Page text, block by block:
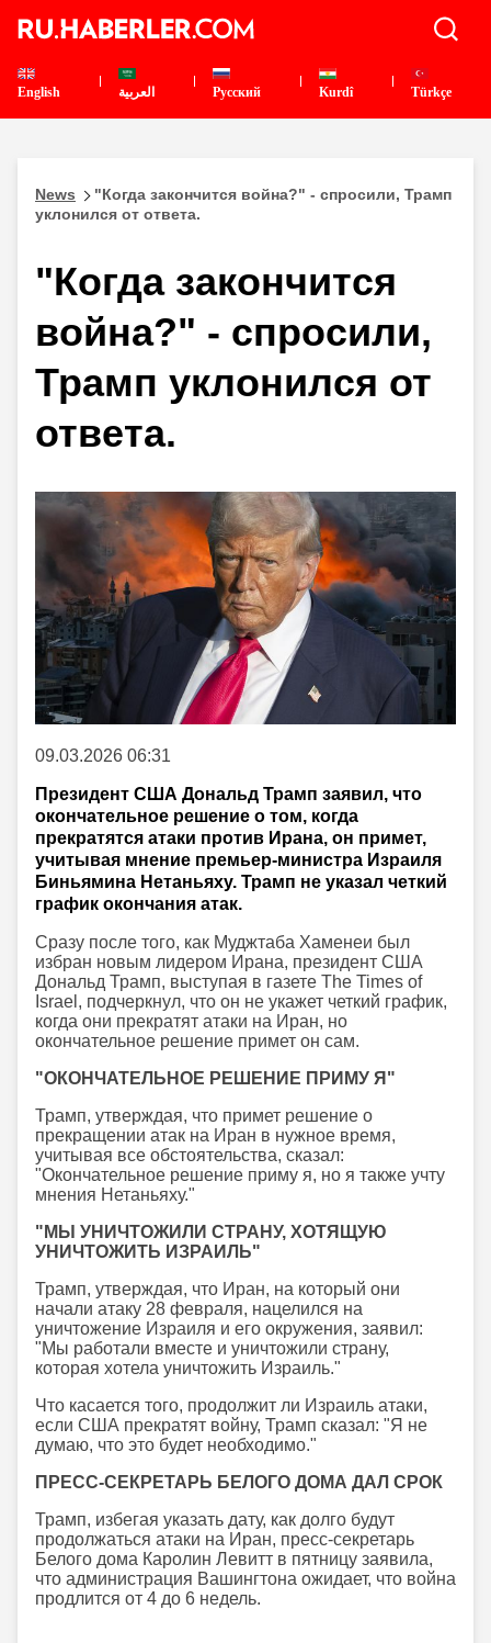
English العربية Pусский Kurdî Türkçe
News
"Когда закончится война?" - спросили, Трамп
уклонился от ответа.
"Когда закончится
война?" - спросили,
Трамп уклонился от
ответа.
09.03.2026 06:31
Президент США Дональд Трамп заявил, что
окончательное решение о том, когда
прекратятся атаки против Ирана, он примет,
учитывая мнение премьер-министра Израиля
Биньямина Нетаньяху. Трамп не указал четкий
график окончания атак.
Сразу после того, как Муджтаба Хаменеи был
избран новым лидером Ирана, президент США
Дональд Трамп, выступая в газете The Times of
Israel, подчеркнул, что он не укажет четкий график,
когда они прекратят атаки на Иран, но
окончательное решение примет он сам.
"ОКОНЧАТЕЛЬНОЕ РЕШЕНИЕ ПРИМУ Я"
Трамп, утверждая, что примет решение о
прекращении атак на Иран в нужное время,
учитывая все обстоятельства, сказал:
"Окончательное решение приму я, но я также учту
мнения Нетаньяху."
"МЫ УНИЧТОЖИЛИ СТРАНУ, ХОТЯЩУЮ
УНИЧТОЖИТЬ ИЗРАИЛЬ"
Трамп, утверждая, что Иран, на который они
начали атаку 28 февраля, нацелился на
уничтожение Израиля и его окружения, заявил:
"Мы работали вместе и уничтожили страну,
которая хотела уничтожить Израиль."
Что касается того, продолжит ли Израиль атаки,
если США прекратят войну, Трамп сказал: "Я не
думаю, что это будет необходимо."
ПРЕСС-СЕКРЕТАРЬ БЕЛОГО ДОМА ДАЛ СРОК
Трамп, избегая указать дату, как долго будут
продолжаться атаки на Иран, пресс-секретарь
Белого дома Каролин Левитт в пятницу заявила,
что администрация Вашингтона ожидает, что война
продлится от 4 до 6 недель.